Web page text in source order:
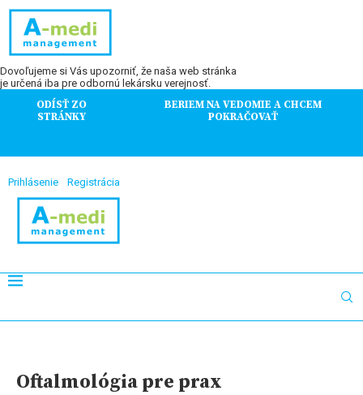
Dovoľujeme si Vás upozorniť, že naša web stránka
je určená iba pre odbornú lekársku verejnosť.
ODÍSŤ ZO
STRÁNKY
BERIEM NA VEDOMIE A CHCEM
POKRAČOVAŤ
Prihlásenie Registrácia
Oftalmológia pre prax